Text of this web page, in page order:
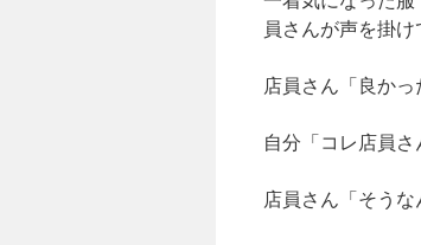
員さんが声を掛け
店員さん「良かっ
自分「コレ店員さ
店員さん「そうな